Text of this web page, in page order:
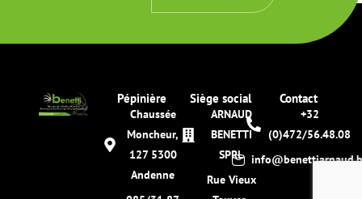
Pépinière
Chaussée
Moncheur,
127 5300
Andenne
Siège social
ARNAUD
BENETTI
SPRL
Rue Vieux
Contact
+32
(0)472/56.48.08